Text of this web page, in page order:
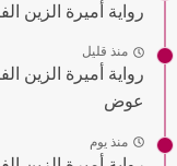
رواية أميرة الزين الفصل
منذ قليل
عوض
منذ يوم